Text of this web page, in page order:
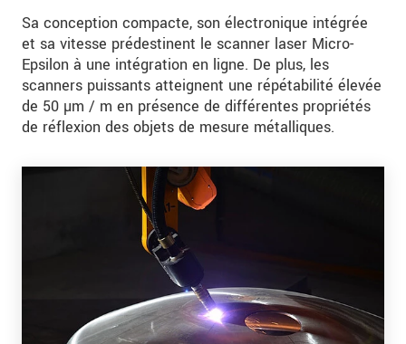
Sa conception compacte, son électronique intégrée
et sa vitesse prédestinent le scanner laser Micro-
Epsilon à une intégration en ligne. De plus, les
scanners puissants atteignent une répétabilité élevée
de 50 µm / m en présence de différentes propriétés
de réflexion des objets de mesure métalliques.